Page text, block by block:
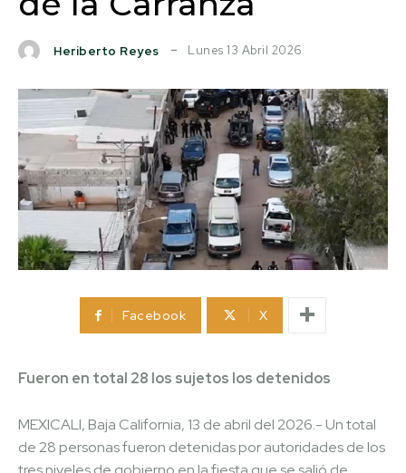
Heriberto Reyes Lunes 13 Abril 2026
Facebook X
Fueron en total 28 los sujetos los detenidos
MEXICALI, Baja California, 13 de abril del 2026.- Un total
de 28 personas fueron detenidas por autoridades de los